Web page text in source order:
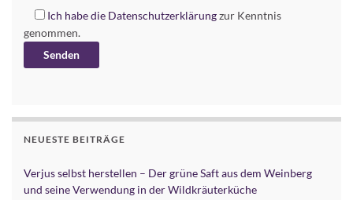
Ich habe die Datenschutzerklärungzur Kenntnis
genommen.
NEUESTE BEITRÄGE
Verjus selbst herstellen – Der grüne Saft aus dem Weinberg
und seine Verwendung in der Wildkräuterküche